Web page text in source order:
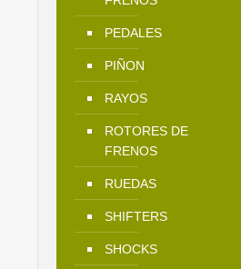
PEDALES
PIÑON
RAYOS
ROTORES DE
FRENOS
RUEDAS
SHIFTERS
SHOCKS